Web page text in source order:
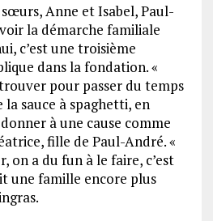
Anne et Isabel, Paul-
la démarche familiale
c’est une troisième
dans la fondation. «
pour passer du temps
sauce à spaghetti, en
à une cause comme
fille de Paul-André. «
on a du fun à le faire, c’est
une famille encore plus